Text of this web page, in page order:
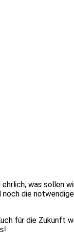
was sollen
die
für die Zukunft